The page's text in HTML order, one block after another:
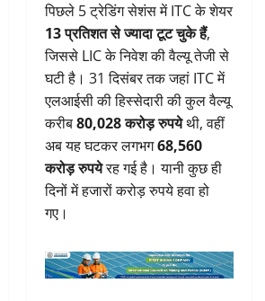
पिछले 5 ट्रेडिंग सेशंस में ITC के शेयर
13 प्रतिशत से ज्यादा टूट चुके हैं,
जिससे LIC के निवेश की वैल्यू तेजी से
घटी है। 31 दिसंबर तक जहां ITC में
एलआईसी की हिस्सेदारी की कुल वैल्यू
करीब80,028 करोड़ रुपयेथी, वहीं
अब यह घटकर लगभग68,560
करोड़ रुपयेरह गई है। यानी कुछ ही
दिनों में हजारों करोड़ रुपये हवा हो
गए।